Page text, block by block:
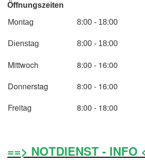
Öffnungszeiten
Montag 8:00 - 18:00
Dienstag 8:00 - 18:00
Mittwoch
8:00 - 16:00
Donnerstag
8:00 - 16:00
Freitag
8:00 - 18:00
==> NOTDIENST - INFO